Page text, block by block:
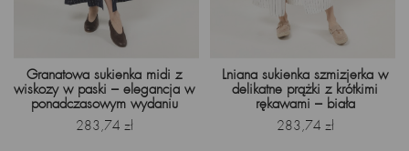
Granatowa sukienka midi z
wiskozy w paski – elegancja w
ponadczasowym wydaniu
Cena
283,74 zł
Lniana sukienka szmizjerka w
delikatne prążki z krótkimi
rękawami – biała
Cena
283,74 zł